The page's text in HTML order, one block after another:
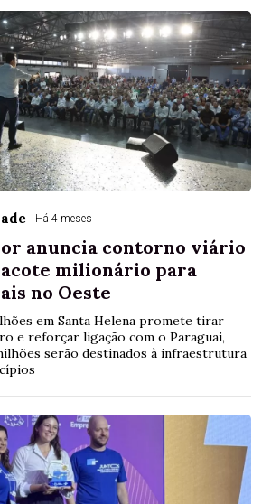
Há 4 meses
anuncia contorno viário
milionário para
no Oeste
em Santa Helena promete tirar
e reforçar ligação com o Paraguai,
serão destinados à infraestrutura